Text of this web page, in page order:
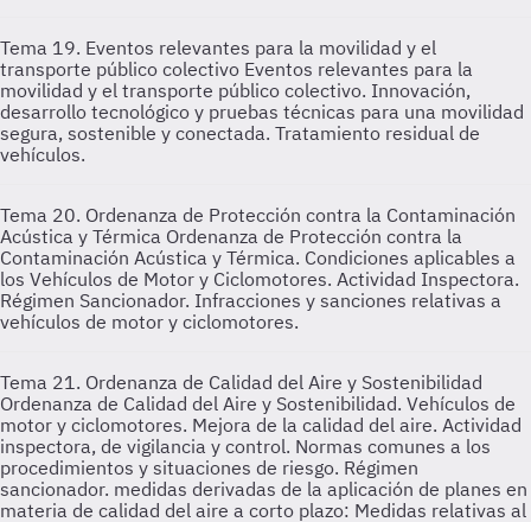
Tema 19. Eventos relevantes para la movilidad y el
transporte público colectivo Eventos relevantes para la
movilidad y el transporte público colectivo. Innovación,
desarrollo tecnológico y pruebas técnicas para una movilidad
segura, sostenible y conectada. Tratamiento residual de
vehículos.
Tema 20. Ordenanza de Protección contra la Contaminación
Acústica y Térmica Ordenanza de Protección contra la
Contaminación Acústica y Térmica. Condiciones aplicables a
los Vehículos de Motor y Ciclomotores. Actividad Inspectora.
Régimen Sancionador. Infracciones y sanciones relativas a
vehículos de motor y ciclomotores.
Tema 21. Ordenanza de Calidad del Aire y Sostenibilidad
Ordenanza de Calidad del Aire y Sostenibilidad. Vehículos de
motor y ciclomotores. Mejora de la calidad del aire. Actividad
inspectora, de vigilancia y control. Normas comunes a los
procedimientos y situaciones de riesgo. Régimen
sancionador. medidas derivadas de la aplicación de planes en
materia de calidad del aire a corto plazo: Medidas relativas al